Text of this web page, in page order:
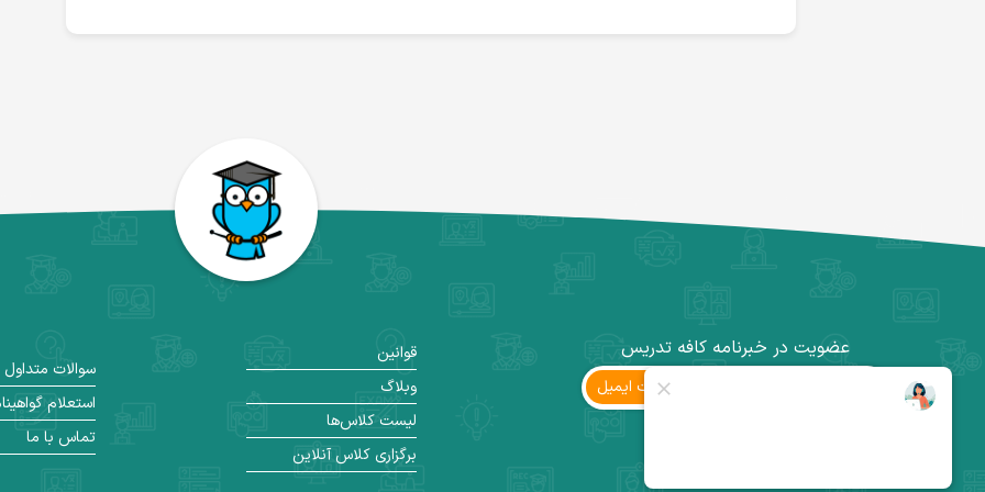
عضویت در خبرنامه کافه تدریس
ثبت ‌ایمیل
قوانین
وبلاگ
لیست کلاس‌ها
برگزاری کلاس آنلاین
سوالات متداول
استعلام
تماس با ما